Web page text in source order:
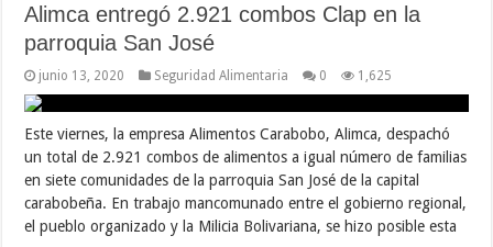
Alimca entregó 2.921 combos Clap en la
parroquia San José
junio 13, 2020 Seguridad Alimentaria 0 1,625
Este viernes, la empresa Alimentos Carabobo, Alimca, despachó
un total de 2.921 combos de alimentos a igual número de familias
en siete comunidades de la parroquia San José de la capital
carabobeña. En trabajo mancomunado entre el gobierno regional,
el pueblo organizado y la Milicia Bolivariana, se hizo posible esta